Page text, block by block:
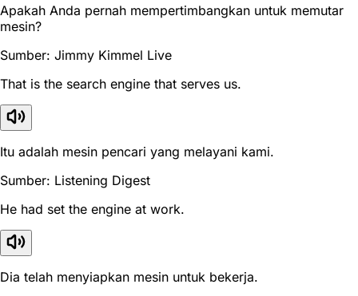
Apakah Anda pernah mempertimbangkan untuk memutar
mesin?
Sumber: Jimmy Kimmel Live
That is the search engine that serves us.
Itu adalah mesin pencari yang melayani kami.
Sumber: Listening Digest
He had set the engine at work.
Dia telah menyiapkan mesin untuk bekerja.